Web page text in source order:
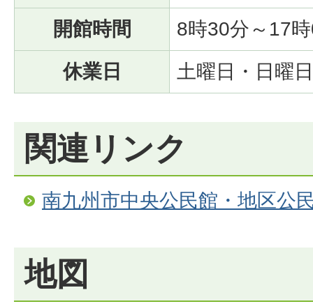
開館時間
8時30分～17
休業日
土曜日・日曜
関連リンク
南九州市中央公民館・地区公
地図